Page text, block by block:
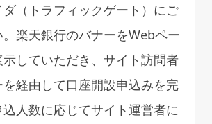
ダ（トラフィックゲート）にご
楽天銀行のバナーをWebペー
していただき、サイト訪問者
経由して口座開設申込みを完
人数に応じてサイト運営者に